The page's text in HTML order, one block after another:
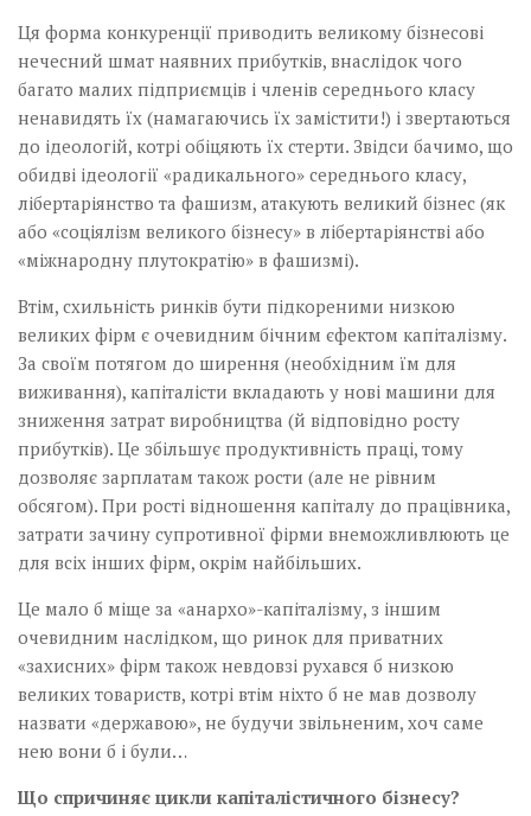
Ця форма конкуренції приводить великому бізнесові
нечесний шмат наявних прибутків, внаслідок чого
багато малих підприємців і членів середнього класу
ненавидять їх (намагаючись їх замістити!) і звертаються
до ідеологій, котрі обіцяють їх стерти. Звідси бачимо, що
обидві ідеології «радикального» середнього класу,
лібертаріянство та фашизм, атакують великий бізнес (як
або «соціялізм великого бізнесу» в лібертаріянстві або
«міжнародну плутократію» в фашизмі).
Втім, схильність ринків бути підкореними низкою
великих фірм є очевидним бічним єфектом капіталізму.
За своїм потягом до ширення (необхідним їм для
виживання), капіталісти вкладають у нові машини для
зниження затрат виробництва (й відповідно росту
прибутків). Це збільшує продуктивність праці, тому
дозволяє зарплатам також рости (але не рівним
обсягом). При рості відношення капіталу до працівника,
затрати зачину супротивної фірми внеможливлюють це
для всіх інших фірм, окрім найбільших.
Це мало б міще за «анархо»-капіталізму, з іншим
очевидним наслідком, що ринок для приватних
«захисних» фірм також невдовзі рухався б низкою
великих товариств, котрі втім ніхто б не мав дозволу
назвати «державою», не будучи звільненим, хоч саме
нею вони б і були…
Що спричиняє цикли капіталістичного бізнесу?